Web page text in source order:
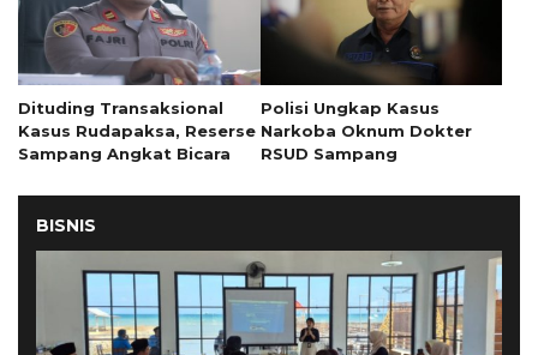
Dituding Transaksional
Kasus Rudapaksa, Reserse
Sampang Angkat Bicara
Polisi Ungkap Kasus
Narkoba Oknum Dokter
RSUD Sampang
BISNIS